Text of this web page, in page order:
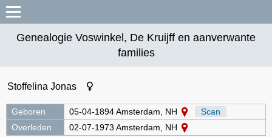
Genealogie Voswinkel, De Kruijff en aanverwante
families
Stoffelina Jonas
Geboren 05-04-1894 Amsterdam, NH
Scan
Overleden
02-07-1973 Amsterdam, NH